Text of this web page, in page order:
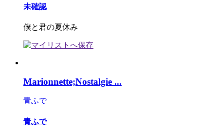
未確認
僕と君の夏休み
Marionnette;Nostalgie ...
青ふで
青ふで